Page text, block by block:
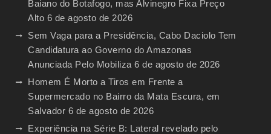
Baiano do Botafogo, mas Alvinegro Fixa Preço
Alto 6 de agosto de 2026
Sem Vaga para a Presidência, Cabo Daciolo Tem
Candidatura ao Governo do Amazonas
Anunciada Pelo Mobiliza 6 de agosto de 2026
Homem É Morto a Tiros em Frente a
Supermercado no Bairro da Mata Escura, em
Salvador 6 de agosto de 2026
Experiência na Série B: Lateral revelado pelo